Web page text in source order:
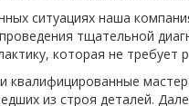
ситуациях наша
тщательной
которая не требует
квалифицированные
из строя деталей.